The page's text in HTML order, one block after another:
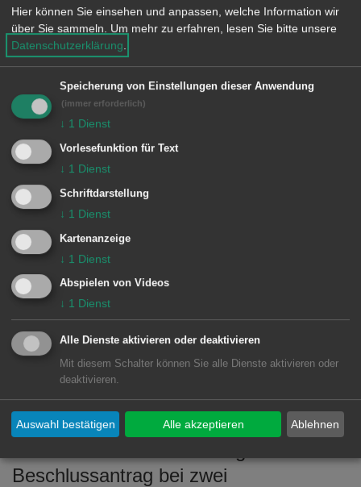
Menschen mit Behinderung wird zur
Kenntnis genommen.
5 Tätigkeitsbericht Stabsstelle
Citymanagement
0322/001 - Information
Der Tätigkeitsbericht wird zur Kenntnis
genommen.
6 Ausweisung einer 30 km/h-Zone
im Bereich Walkstraße, nördlich der
Alten Heidenheimer Straße
3022/017 - Entscheidung
Beschlussantrag bei zwei
Hier können Sie einsehen und anpassen, welche Information wir
über Sie sammeln. Um mehr zu erfahren, lesen Sie bitte unsere
Datenschutzerklärung.
Speicherung von Einstellungen dieser Anwendung
(immer erforderlich)
↓ 1 Dienst
Vorlesefunktion für Text
↓ 1 Dienst
Schriftdarstellung
↓ 1 Dienst
Kartenanzeige
↓ 1 Dienst
Abspielen von Videos
↓ 1 Dienst
Alle Dienste aktivieren oder deaktivieren
Mit diesem Schalter können Sie alle Dienste aktivieren oder
deaktivieren.
Ablehnen
Auswahl bestätigen Alle akzeptieren